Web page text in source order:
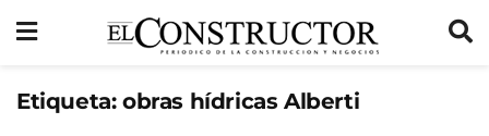
Etiqueta: obras hídricas Alberti